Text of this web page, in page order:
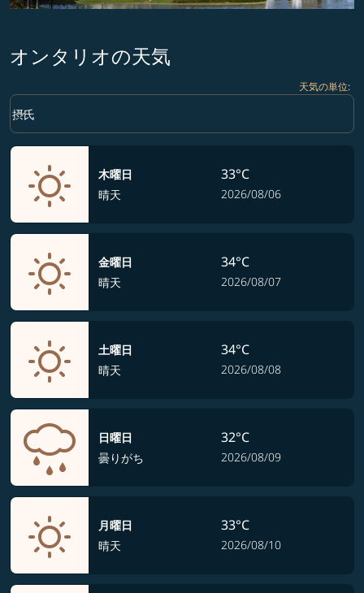
オンタリオの天気
天気の単位:
Weather unit option 摂氏 Selected
摂氏
keyboard_arrow_down
木曜日
晴天
33°C
2026/08/06
金曜日
晴天
34°C
2026/08/07
土曜日
晴天
34°C
2026/08/08
日曜日
曇りがち
32°C
2026/08/09
月曜日
晴天
33°C
2026/08/10